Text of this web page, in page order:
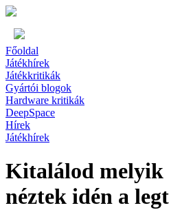
Főoldal
Játékhírek
Játékkritikák
Gyártói blogok
Hardware kritikák
DeepSpace
Hírek
Játékhírek
Kitalálod melyik
néztek idén a